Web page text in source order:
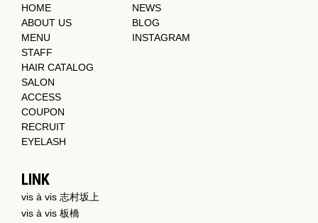
HOME
ABOUT US
MENU
STAFF
HAIR CATALOG
SALON
ACCESS
COUPON
RECRUIT
EYELASH
NEWS
BLOG
INSTAGRAM
LINK
vis à vis 志村坂上
vis à vis 板橋